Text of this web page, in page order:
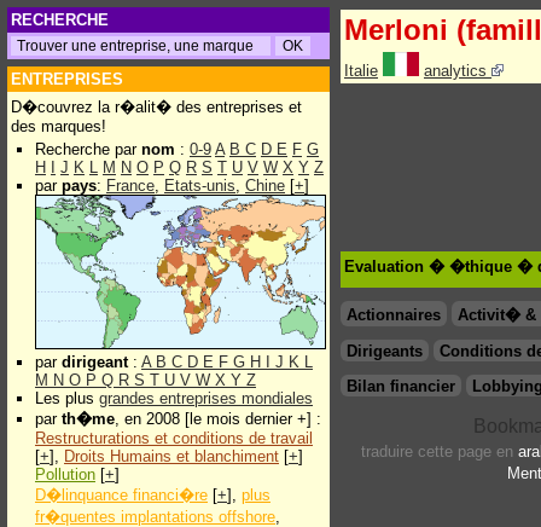
RECHERCHE
ENTREPRISES
D�couvrez la r�alit� des entreprises et
des marques!
Recherche par nom : 0-9 A B C D E F G
H
J K L M N O P Q R S T U V W X Y Z
par pays: France, Etats-unis, Chine [+]
par dirigeant: A B C D E F G H J K L
M N O P Q R S T U V W X Y Z
Les plus grandes entreprises mondiales
par th�me, en 2008 [le mois dernier +] :
Restructurations et conditions de travail
[+], Droits Humains et blanchiment [+]
Pollution [+]
D�linquance financi�re [+], plus
fr�quentes implantations offshore,
Merloni
Italie analytics
Evaluation � �thique �
Actionnaires
Activit� &
Dirigeants
Conditions
Bilan financier
traduire cette page en